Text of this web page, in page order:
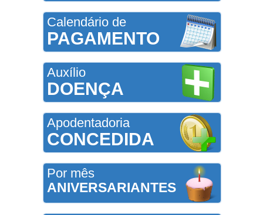
Calendário de
PAGAMENTO
Auxílio
DOENÇA
Apodentadoria
CONCEDIDA
Por mês
ANIVERSARIANTES